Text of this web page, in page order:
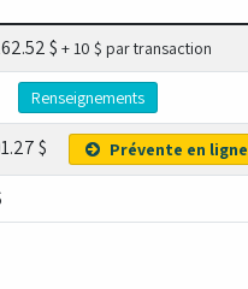
$ + 10 $ par transaction
Renseignements
$ Prévente en ligne